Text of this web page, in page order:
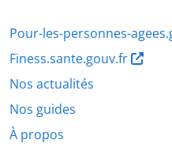
Pour-les-personnes-
Finess.sante.gouv.fr
Nos actualités
Nos guides
À propos